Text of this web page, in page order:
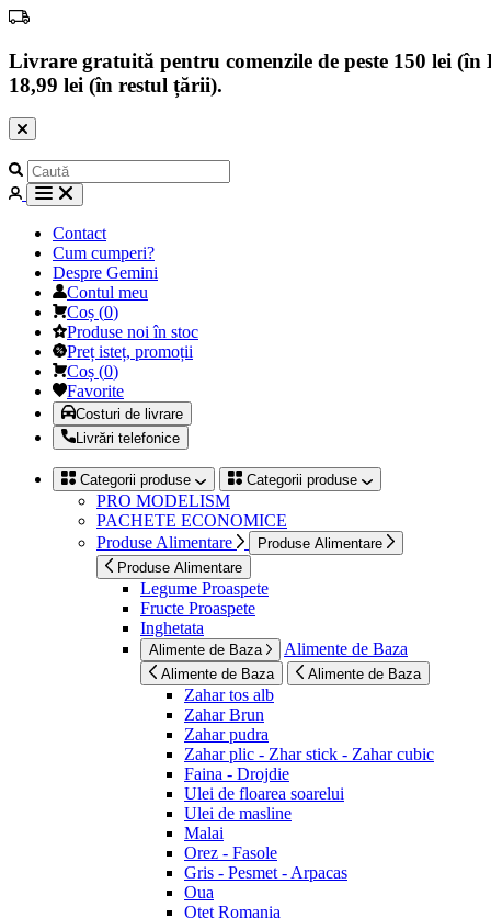
Livrare gratuită pentru comenzile de peste 150 lei
18,99 lei (în restul țării).
Contact
Cum cumperi?
Despre Gemini
Contul meu
Coș (0)
Produse noi în stoc
Preț isteț, promoții
Coș (0)
Favorite
Costuri de livrare
Livrări telefonice
Categorii produse Categorii produse
PRO MODELISM
PACHETE ECONOMICE
Produse Alimentare
Produse Alimentare
Produse Alimentare
Legume Proaspete
Fructe Proaspete
Inghetata
Alimente de Baza Alimente de Baza
Alimente de Baza Alimente de Baza
Zahar tos alb
Zahar Brun
Zahar pudra
Zahar plic - Zhar stick - Zahar cubic
Faina - Drojdie
Ulei de floarea soarelui
Ulei de masline
Malai
Orez - Fasole
Gris - Pesmet - Arpacas
Oua
Otet Romania